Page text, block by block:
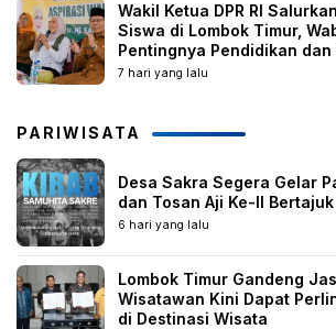
Wakil Ketua DPR RI
Siswa di Lombok Timur,
Pentingnya Pendidikan
Perkawinan Anak
7 hari yang lalu
PARIWISATA
Desa Sakra Segera Gelar
dan Tosan Aji Ke-II
6 hari yang lalu
Lombok Timur Gandeng
Wisatawan Kini Dapat
di Destinasi Wisata